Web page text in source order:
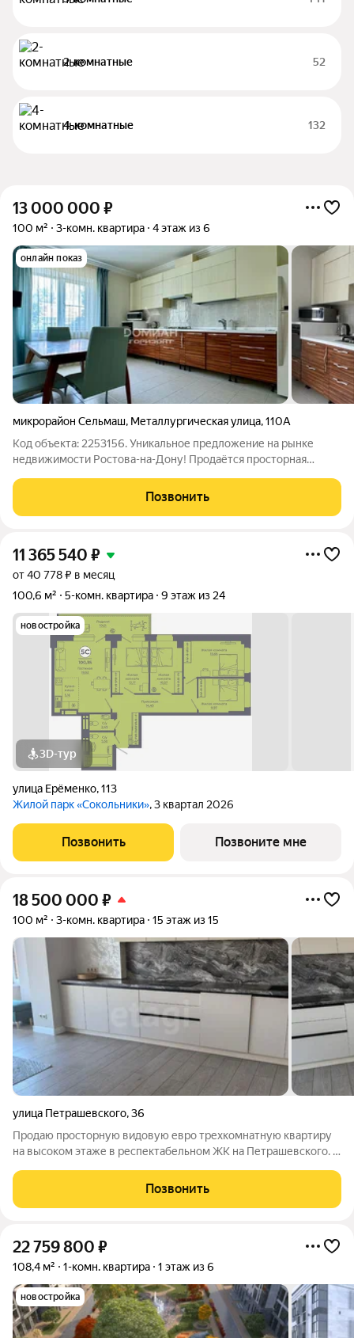
2-комнатные 52
4-комнатные 132
13 000 000 ₽
100 м² 3-комн. квартира 4 этаж из 6
онлайн показ
микрорайон Сельмаш, Металлургическая улица,110А
Код объекта: 2253156. Уникальное предложение на рынке
недвижимости Ростова-на-Дону! Продаётся просторная
Металлургической улице, 110А, микрорайон Сельмаш .
Квартира расположена на четвёртом этаже
Позвонить
11 365 540 ₽
от 40 778 ₽ в месяц
100,6 м²
5-комн. квартира 9 этаж из 24
новостройка
3D-тур
улица Ерёменко,113
Жилой парк «Сокольники», 3 квартал 2026
Позвонить Позвоните мне
18 500 000 ₽
100 м² 3-комн. квартира 15 этаж из 15
улица Петрашевского,36
Продаю просторную видовую евро трехкомнатную квартиру
на высоком этаже в респектабельном ЖК на Петрашевского. В
только качественных материалов, в кухне-столовой
выполнено панорамное остекление.
Позвонить
22 759 800 ₽
108,4 м² 1-комн. квартира 1 этаж из 6
новостройка